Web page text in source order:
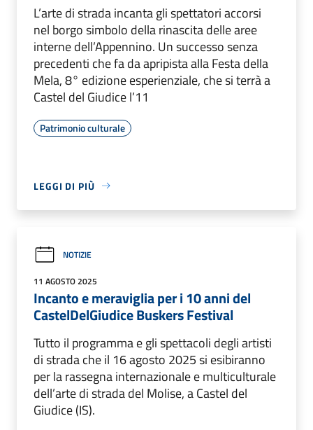
L’arte di strada incanta gli spettatori accorsi
nel borgo simbolo della rinascita delle aree
interne dell’Appennino. Un successo senza
precedenti che fa da apripista alla Festa della
Mela, 8° edizione esperienziale, che si terrà a
Castel del Giudice l’11
Patrimonio culturale
LEGGI DI PIÙ
NOTIZIE
11 AGOSTO 2025
Incanto e meraviglia per i 10 anni del
CastelDelGiudice Buskers Festival
Tutto il programma e gli spettacoli degli artisti
di strada che il 16 agosto 2025 si esibiranno
per la rassegna internazionale e multiculturale
dell’arte di strada del Molise, a Castel del
Giudice (IS).